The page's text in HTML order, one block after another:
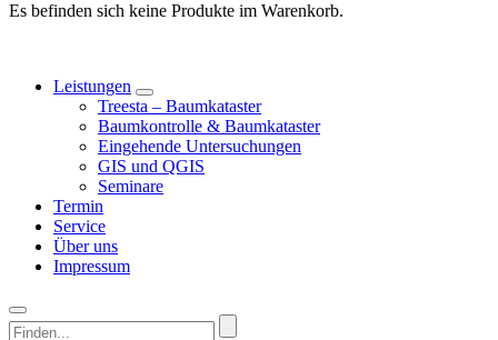
Es befinden sich keine Produkte im Warenkorb.
Leistungen
Treesta – Baumkataster
Baumkontrolle & Baumkataster
Eingehende Untersuchungen
GIS und QGIS
Seminare
Termin
Service
Über uns
Impressum
Finden...